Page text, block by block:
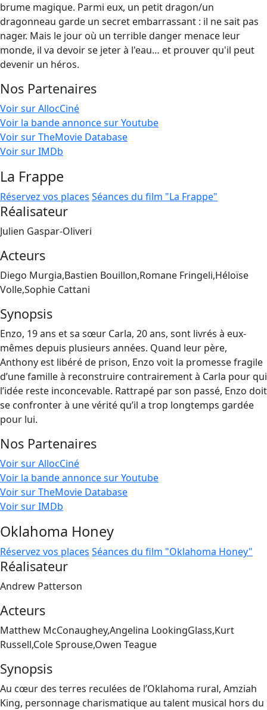
brume magique. Parmi eux, un petit dragon/un
dragonneau garde un secret embarrassant : il ne sait pas
nager. Mais le jour où un terrible danger menace leur
monde, il va devoir se jeter à l'eau… et prouver qu'il peut
devenir un héros.
Nos Partenaires
Voir sur AllocCiné
Voir la bande annonce sur Youtube
Voir sur TheMovie Database
Voir sur IMDb
La Frappe
Réservez vos places Séances du film "La Frappe"
Réalisateur
Julien Gaspar-Oliveri
Acteurs
Diego Murgia,Bastien Bouillon,Romane Fringeli,Héloïse
Volle,Sophie Cattani
Synopsis
Enzo, 19 ans et sa sœur Carla, 20 ans, sont livrés à eux-
mêmes depuis plusieurs années. Quand leur père,
Anthony est libéré de prison, Enzo voit la promesse fragile
d’une famille à reconstruire contrairement à Carla pour qui
l’idée reste inconcevable. Rattrapé par son passé, Enzo doit
se confronter à une vérité qu’il a trop longtemps gardée
pour lui.
Nos Partenaires
Voir sur AllocCiné
Voir la bande annonce sur Youtube
Voir sur TheMovie Database
Voir sur IMDb
Oklahoma Honey
Réservez vos places Séances du film "Oklahoma Honey"
Réalisateur
Andrew Patterson
Acteurs
Matthew McConaughey,Angelina LookingGlass,Kurt
Russell,Cole Sprouse,Owen Teague
Synopsis
Au cœur des terres reculées de l’Oklahoma rural, Amziah
King, personnage charismatique au talent musical hors du